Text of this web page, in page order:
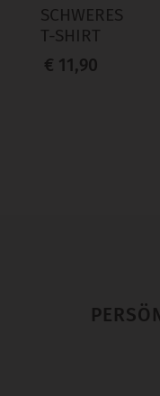
SCHWERES
T-SHIRT
€ 11,90